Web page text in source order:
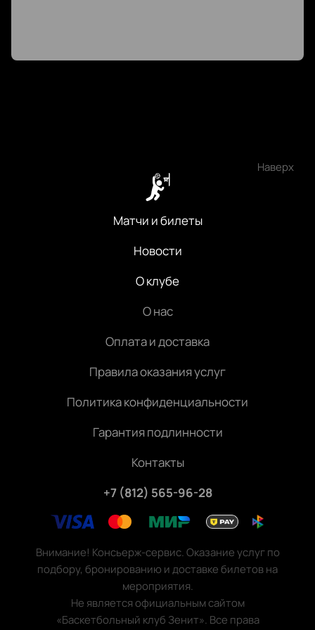
Наверх
Матчи и билеты
Новости
О клубе
О нас
Оплата и доставка
Правила оказания услуг
Политика конфиденциальности
Гарантия подлинности
Контакты
+7 (812) 565-96-28
Внимание! Консьерж-сервис. Оказание услуг по
подбору, бронированию и доставке билетов на
мероприятия.
Не является официальным сайтом
«Баскетбольный клуб Зенит». Все права